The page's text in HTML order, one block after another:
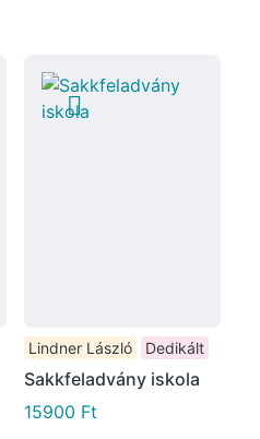
Lindner László Dedikált
Sakkfeladvány iskola
15900 Ft